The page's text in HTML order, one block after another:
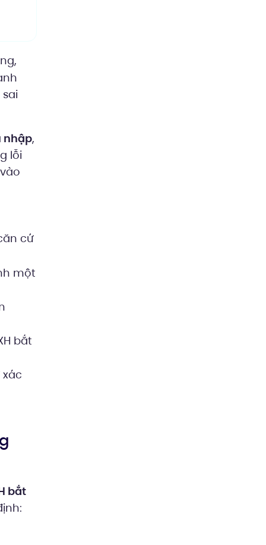
sai
nhập,
lỗi
cứ
một
bắt
bắt